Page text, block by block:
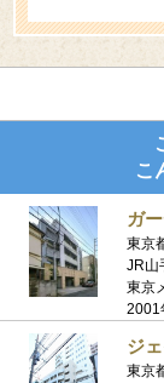
こ
ガ
東京
JR山
東京
2001
ジ
東京